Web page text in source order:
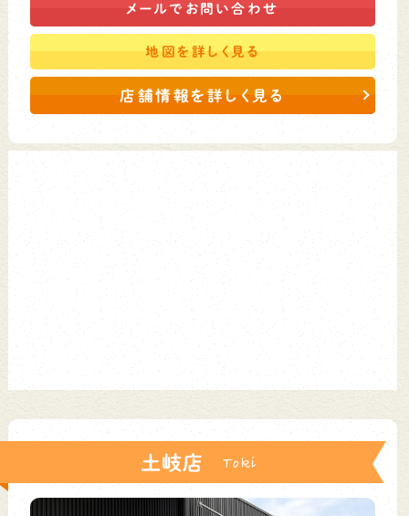
メールで お問い合わせ
地図を詳しく見る
店舗情報を詳しく見る
土岐店